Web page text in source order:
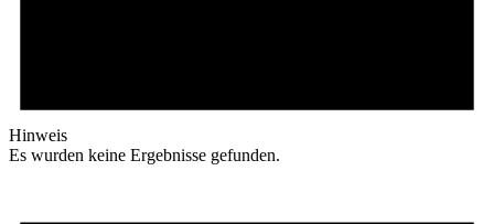
Hinweis
Es wurden keine Ergebnisse gefunden.